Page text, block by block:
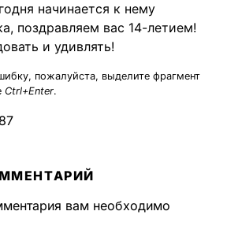
начинается к нему
поздравляем вас 14-летием!
и удивлять!
пожалуйста, выделите фрагмент
Ctrl+Enter.
вам необходимо